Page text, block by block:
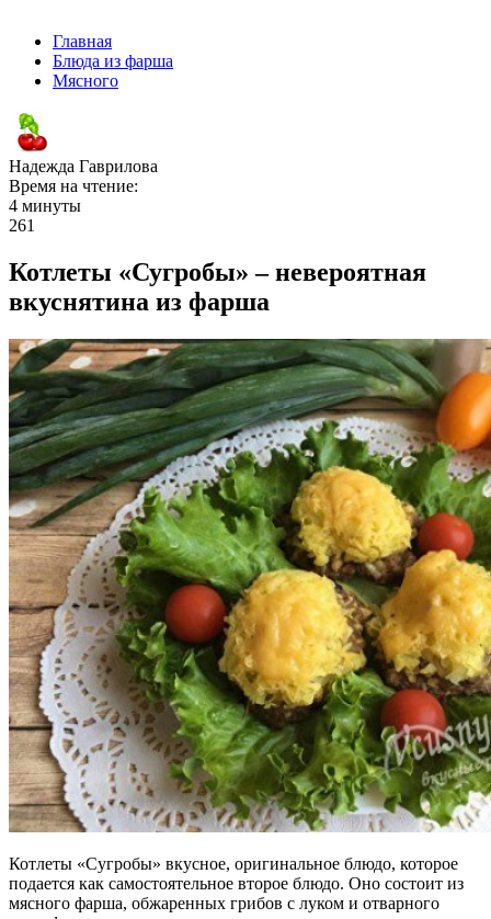
Главная
Блюда из фарша
Мясного
Надежда Гаврилова
Время на чтение:
4 минуты
261
Котлеты «Сугробы» – невероятная
вкуснятина из фарша
Котлеты «Сугробы» вкусное, оригинальное блюдо, которое
подается как самостоятельное второе блюдо. Оно состоит из
мясного фарша, обжаренных грибов с луком и отварного